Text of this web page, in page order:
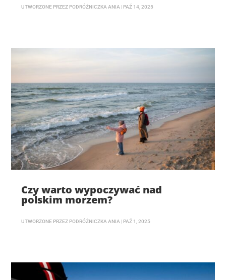
UTWORZONE PRZEZ PODRÓŻNICZKA ANIA | PAŹ 14, 2025
Czy warto wypoczywać nad
polskim morzem?
UTWORZONE PRZEZ PODRÓŻNICZKA ANIA | PAŹ 1, 2025